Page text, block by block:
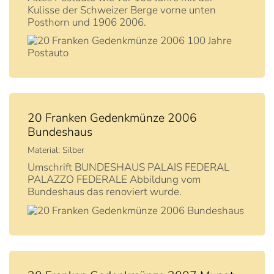
Kulisse der Schweizer Berge vorne unten
Posthorn und 1906 2006.
20 Franken Gedenkmünze 2006
Bundeshaus
Material: Silber
Umschrift BUNDESHAUS PALAIS FEDERAL
PALAZZO FEDERALE Abbildung vom
Bundeshaus das renoviert wurde.